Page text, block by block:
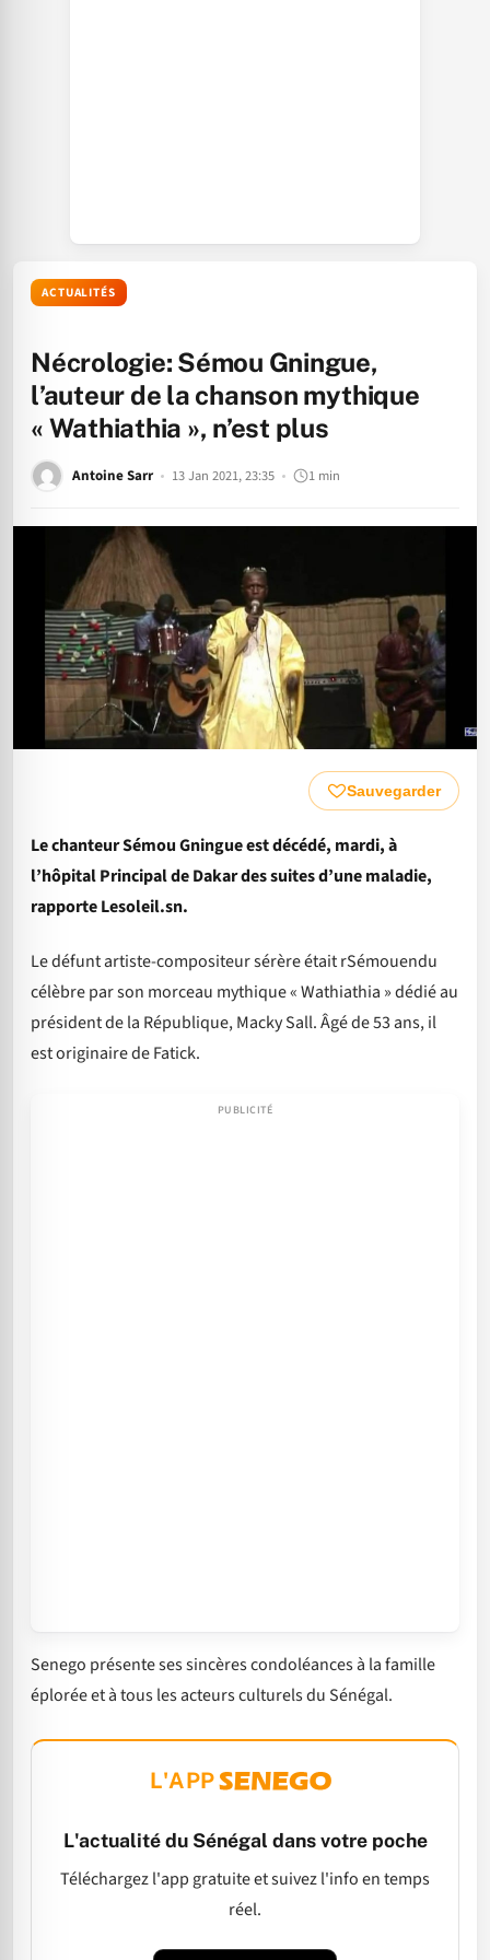
ACTUALITÉS
Nécrologie: Sémou Gningue,
l’auteur de la chanson mythique
« Wathiathia », n’est plus
Antoine Sarr 13 Jan 2021, 23:35 1 min
Sauvegarder
Le chanteur Sémou Gningue est décédé, mardi, à
l’hôpital Principal de Dakar des suites d’une maladie,
rapporte Lesoleil.sn.
Le défunt artiste-compositeur sérère était rSémouendu
célèbre par son morceau mythique « Wathiathia » dédié au
président de la République, Macky Sall. Âgé de 53 ans, il
est originaire de Fatick.
Senego présente ses sincères condoléances à la famille
éplorée et à tous les acteurs culturels du Sénégal.
L'APP
L'actualité du Sénégal dans votre poche
Téléchargez l'app gratuite et suivez l'info en temps
réel.